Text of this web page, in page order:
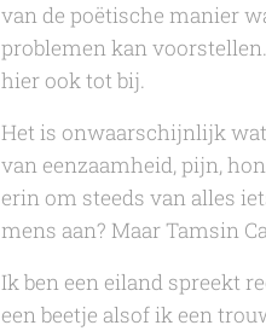
van de poëtische manier
problemen kan
hier ook tot bij.
Het is onwaarschijnlijk
van eenzaamheid, pijn,
erin om steeds van alles
mens aan? MaarTamsin
Ik ben een eiland spreekt
een beetje alsof ik een